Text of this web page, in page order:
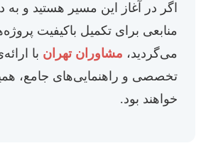
اگر در آغاز این مسیر هستید و به
منابعی برای تکمیل باکیفیت
می‌گردید، مشاوران تهران با
تخصصی و راهنمایی‌های جامع،
خواهند بود.